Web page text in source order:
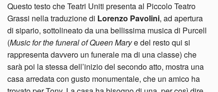
Questo testo che Teatri Uniti presenta al Piccolo Teatro
Grassi nella traduzione di Lorenzo Pavolini, ad apertura
di sipario, sottolineato da una bellissima musica di Purcell
(Music for the funeral of Queen Marye del resto qui si
rappresenta davvero un funerale ma di una classe) che
sarà poi la stessa dell’inizio del secondo atto, mostra una
casa arredata con gusto monumentale, che un amico ha